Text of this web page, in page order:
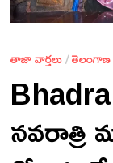
తాజా వార్తలు/తెలంగాణ
నవరాత్రి